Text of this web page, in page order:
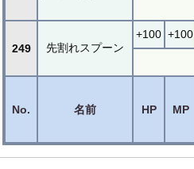
No. 名前 HP MP
249 先割れスプーン
+100 +100